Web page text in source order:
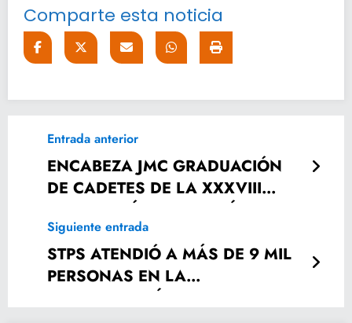
Comparte esta noticia
Entrada anterior
ENCABEZA JMC GRADUACIÓN
DE CADETES DE LA XXXVIII
GENERACIÓN DE POLICÍAS
PREVENTIVOS Y X GENERACIÓN
DE CUSTODIOS PENITENCIARIOS
Siguiente entrada
STPS ATENDIÓ A MÁS DE 9 MIL
PERSONAS EN LA
PROCURADURÍA DE LA DEFENSA